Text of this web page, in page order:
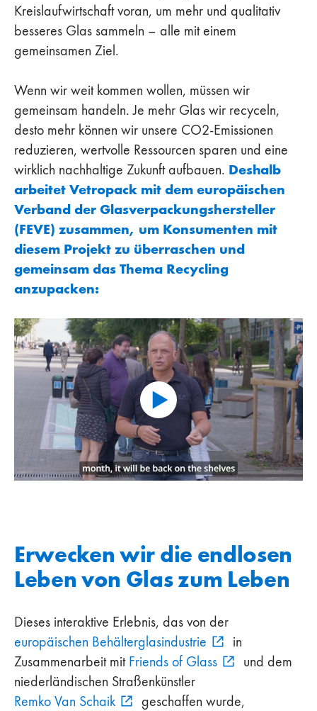
Kreislaufwirtschaft voran, um mehr und qualitativ
besseres Glas sammeln – alle mit einem
gemeinsamen Ziel.
Wenn wir weit kommen wollen, müssen wir
gemeinsam handeln. Je mehr Glas wir recyceln,
desto mehr können wir unsere CO2-Emissionen
reduzieren, wertvolle Ressourcen sparen und eine
wirklich nachhaltige Zukunft aufbauen. Deshalb
arbeitet Vetropack mit dem europäischen
Verband der Glasverpackungshersteller
(FEVE) zusammen, um Konsumenten mit
diesem Projekt zu überraschen und
gemeinsam das Thema Recycling
anzupacken:
Erwecken wir die endlosen
Leben von Glas zum Leben
Dieses interaktive Erlebnis, das von der
europäischen Behälterglasindustrie
in
Zusammenarbeit mit Friends of Glass
und dem
niederländischen Straßenkünstler
Remko Van Schaik
geschaffen wurde,